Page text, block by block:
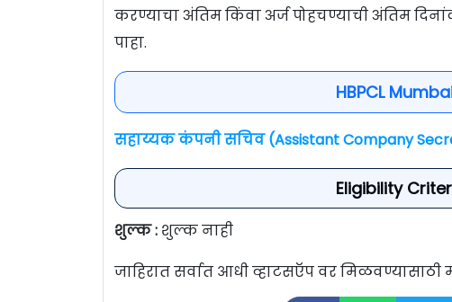
करण्याचा अंतिम किंवा अर्ज पोहचण्याची अंतिम
पाहा.
HBPCL
सहाय्यक कंपनी सचिव (Assistant Company
Eligibility
शुल्क : शुल्क नाही
जाहिरात सर्वात आधी व्हाटसऍप वर